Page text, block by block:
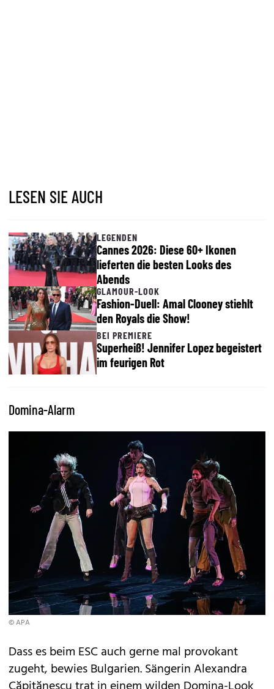
LESEN SIE AUCH
LEGENDEN
Cannes 2026: Diese 60+ Ikonen
lieferten die besten Looks des
Abends
GLAMOUR-LOOK
Fashion-Duell: Amal Clooney stiehlt
den Royals die Show!
BEI PREMIERE
Superheiß! Jennifer Lopez begeistert
im feurigen Rot
Domina-Alarm
© APA
Dass es beim ESC auch gerne mal provokant
zugeht, bewies Bulgarien. Sängerin Alexandra